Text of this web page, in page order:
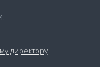
директору